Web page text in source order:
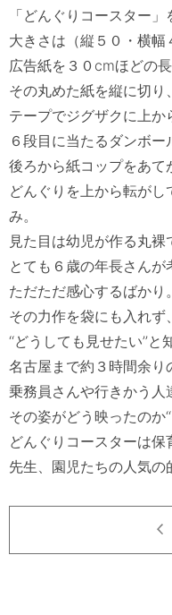
「どんぐりコースター」
大きさは（縦５０・横幅
広告紙を３０cmほどの
その丸めた紙を縦に切り、
テープでジグザクに上か
６段目に当たるダンボー
後ろから紙コップをあて
どんぐりを上から転が
み。
見た目は幼児が作る丸裸
とても６歳の年長さんが
ただただ感心するばかり。
その力作を袋にも入れず、
‘‘どうしても見せたい’’と
名古屋まで約３時間余り
乗務員さんや行きかう人
その姿がどう映ったのか
どんぐりコースターは保